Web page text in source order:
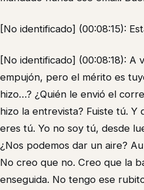
[No identificado] (00:08:15):
[No identificado] (00:08:18): A
empujón, pero el mérito es
hizo…? ¿Quién le envió el
hizo la entrevista? Fuiste tú. Y
eres tú. Yo no soy tú, desde
¿Nos podemos dar un aire?
No creo que no. Creo que la
enseguida. No tengo ese